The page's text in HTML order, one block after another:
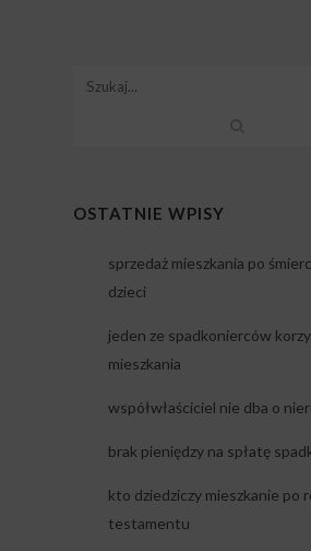
OSTATNIE WPISY
sprzedaż mieszkania po
dzieci
jeden ze spadkonierców
mieszkania
współwłaściciel nie dba o
brak pieniędzy na spłatę
kto dziedziczy mieszkanie po
testamentu